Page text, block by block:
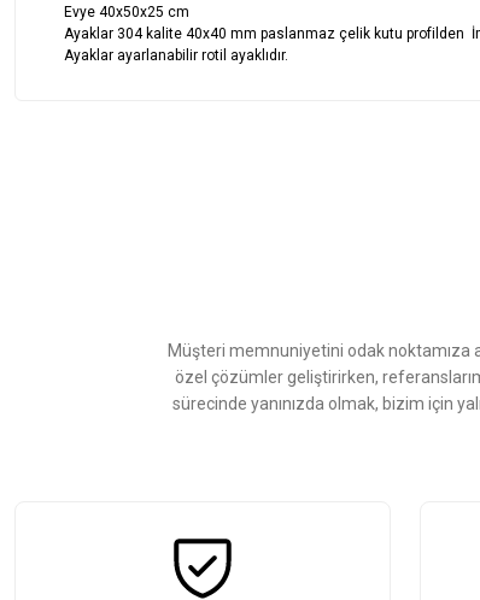
Evye 40x50x25 cm
Ayaklar 304 kalite 40x40 mm paslanmaz çelik kutu profilden
Ayaklar ayarlanabilir rotil ayaklıdır.
Bu ürüne benzer farklı alternatifler olmalı.
Müşteri memnuniyetini odak noktamıza
özel çözümler geliştirirken,
sürecinde yanınızda olmak, bizim için